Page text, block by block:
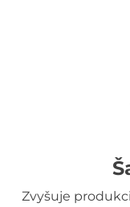
Zvyšuje